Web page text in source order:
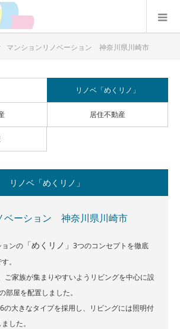
マンションリノベーション 神奈川県川崎市
リノベ「めくリノ」
居住不動産
リノベ「めくリノ」
ベーション 神奈川県川崎市
ンの 「め くリノ」 3つのコンセプトを徹底
。
ご家族が集まりやすいようリビングを中心に設
部屋を配置しました。
の大きなタイプを採用し、リビングには照明付
した。